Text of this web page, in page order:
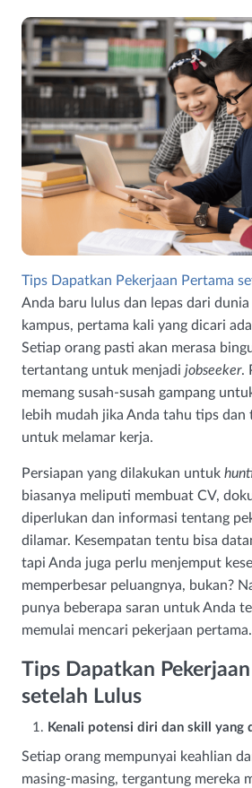
Tips Dapatkan Pekerjaan Pertama
Anda baru lulus dan lepas dari
kampus, pertama kali yang dicari
Setiap orang pasti akan merasa
tertantang untuk menjadi jobseeker.
memang susah-susah gampang
lebih mudah jika Anda tahu tips
untuk melamar kerja.
Persiapan yang dilakukan untuk
biasanya meliputi membuat CV,
diperlukan dan informasi tentang
dilamar. Kesempatan tentu bisa
tapi Anda juga perlu menjemput
memperbesar peluangnya, bukan?
punya beberapa saran untuk Anda
memulai mencari pekerjaan
Tips Dapatkan
setelah Lulus
Kenali potensi diri dan skill yang
Setiap orang mempunyai keahlian
masing-masing, tergantung mereka